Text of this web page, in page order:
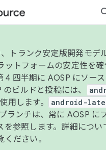
トランク安定版開発モデ
ットフォームの安定性を
4 四半期に AOSP にソー
のビルドと投稿には、
用します。 android-
ランチは、常に AOSP に
を参照します。詳細につい
ください。